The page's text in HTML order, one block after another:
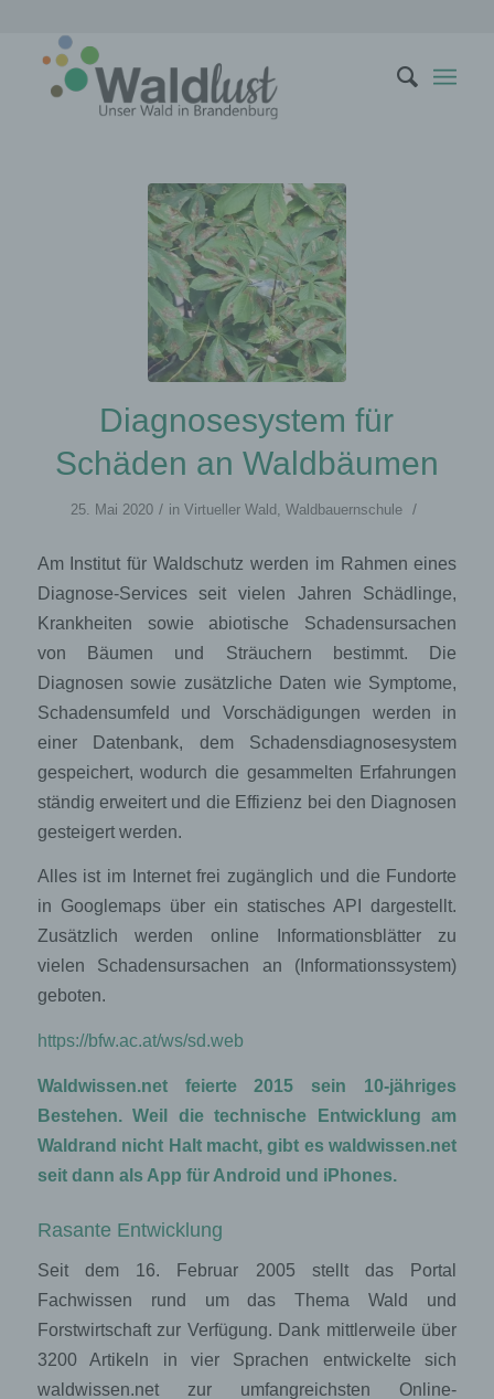
Diagnosesystem für
Schäden an Waldbäumen
25. Mai 2020 / inVirtueller Wald ,Waldbauernschule /
Am Institut für Waldschutz werden im Rahmen eines
Diagnose-Services seit vielen Jahren Schädlinge,
Krankheiten sowie abiotische Schadensursachen
von Bäumen und Sträuchern bestimmt. Die
Diagnosen sowie zusätzliche Daten wie Symptome,
Schadensumfeld und Vorschädigungen werden in
einer Datenbank, dem Schadensdiagnosesystem
gespeichert, wodurch die gesammelten Erfahrungen
ständig erweitert und die Effizienz bei den Diagnosen
gesteigert werden.
Alles ist im Internet frei zugänglich und die Fundorte
in Googlemaps über ein statisches API dargestellt.
Zusätzlich werden online Informationsblätter zu
vielen Schadensursachen an (Informationssystem)
geboten.
https://bfw.ac.at/ws/sd.web
Waldwissen.net feierte 2015 sein 10-jähriges
Bestehen. Weil die technische Entwicklung am
Waldrand nicht Halt macht, gibt es waldwissen.net
seit dann als App für Android und iPhones.
Rasante Entwicklung
Seit dem 16. Februar 2005 stellt das Portal
Fachwissen rund um das Thema Wald und
Forstwirtschaft zur Verfügung. Dank mittlerweile über
3200 Artikeln in vier Sprachen entwickelte sich
waldwissen.net zur umfangreichsten Online-